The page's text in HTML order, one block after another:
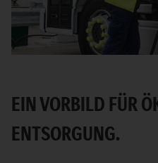
EIN VORBILD FÜR
ENTSORGUNG.